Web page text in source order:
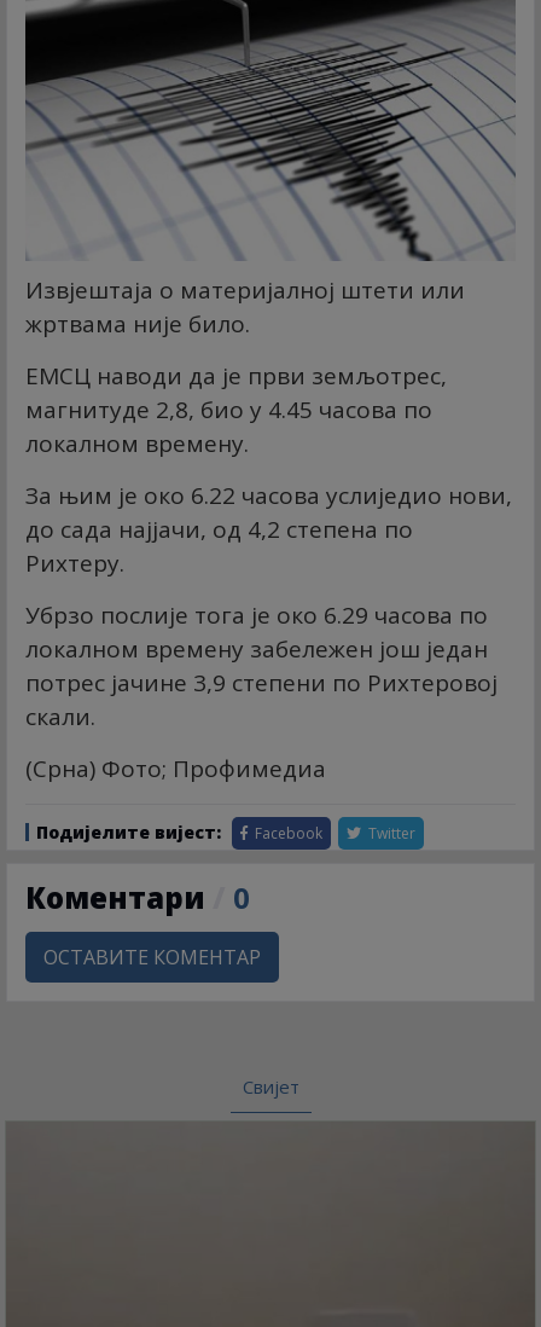
Извјештаја о материјалној штети или
жртвама није било.
ЕМСЦ наводи да је први земљотрес,
магнитуде 2,8, био у 4.45 часова по
локалном времену.
За њим је око 6.22 часова услиједио нови,
до сада најјачи, од 4,2 степена по
Рихтеру.
Убрзо послије тога је око 6.29 часова по
локалном времену забележен још један
потрес јачине 3,9 степени по Рихтеровој
скали.
(Срна) Фото; Профимедиа
Подијелите вијест: Facebook Twitter
Коментари 0
ОСТАВИТЕ КОМЕНТАР
Свијет